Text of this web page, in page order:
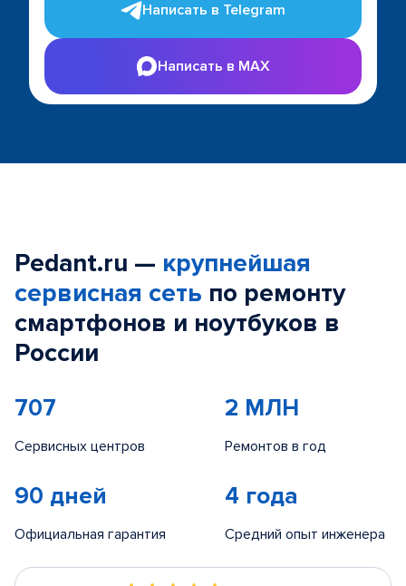
Написать в Telegram
Написать в MAX
Pedant.ru — крупнейшая
сервисная сеть по ремонту
смартфонов и ноутбуков в
России
707
Сервисных центров
2 МЛН
Ремонтов в год
90 дней
Официальная гарантия
4 года
Средний опыт инженера